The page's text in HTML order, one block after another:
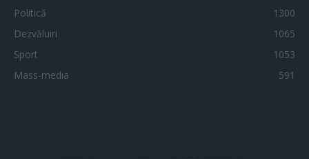
Politică
1300
Dezvăluiri
1065
Sport
1053
Mass-media
591